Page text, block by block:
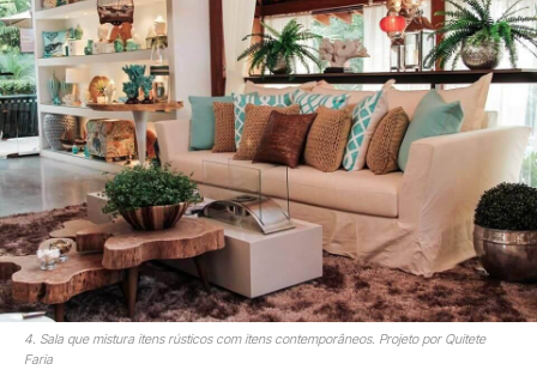
4. Sala que mistura itens rústicos com itens contemporâneos. Projeto por Quitete
Faria